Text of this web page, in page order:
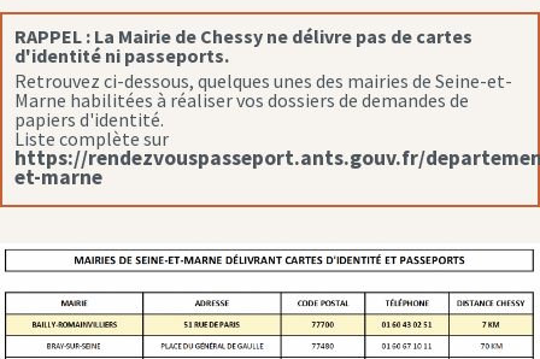
RAPPEL : La Mairie de Chessy ne délivre pas de cartes
d'identité ni passeports.
Retrouvez ci-dessous, quelques unes des mairies de Seine-et-
Marne habilitées à réaliser vos dossiers de demandes de
papiers d'identité.
Liste complète sur
https://rendezvouspasseport.ants.gouv.fr/
et-marne